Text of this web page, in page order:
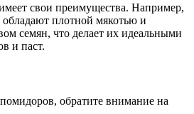
свои преимущества. Например,
плотной мякотью и
семян, что делает их идеальными
и паст.
обратите внимание на